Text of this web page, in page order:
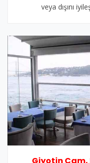
veya dışını
Giyotin Cam,